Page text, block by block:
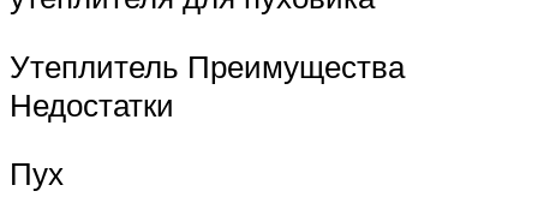
Утеплитель Преимущества
Недостатки
Пух